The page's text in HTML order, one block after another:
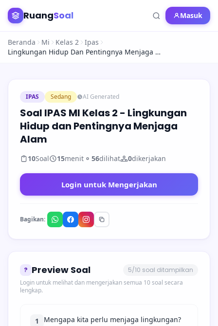
RuangSoal Masuk
Beranda Mi Kelas 2
Ipas
Lingkungan Hidup Dan Pentingnya Menjaga Alam
IPAS Sedang AI Generated
Soal IPAS MI Kelas 2 - Lingkungan
Hidup dan Pentingnya Menjaga
Alam
10Soal 15menit 56dilihat 0dikerjakan
Login untuk Mengerjakan
Bagikan:
? Preview Soal
5/10 soal ditampilkan
Login untuk melihat dan mengerjakan semua 10 soal secara
lengkap.
1 Mengapa kita perlu menjaga lingkungan?